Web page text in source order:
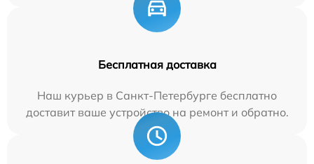
Бесплатная доставка
Наш курьер в Санкт-Петербурге бесплатно
доставит ваше устройство на ремонт и обратно.